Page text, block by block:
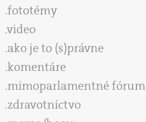
fototémy
video
ako je to (s)právne
komentáre
mimoparlamentné fórum
zdravotníctvo